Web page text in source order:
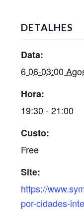
DETALHES
Data:
6 06-03:00
Hora:
19:30 - 21:00
Custo:
Free
Site:
https://
por-cidades-